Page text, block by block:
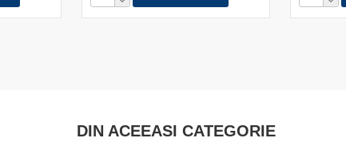
DIN ACEEASI CATEGORIE